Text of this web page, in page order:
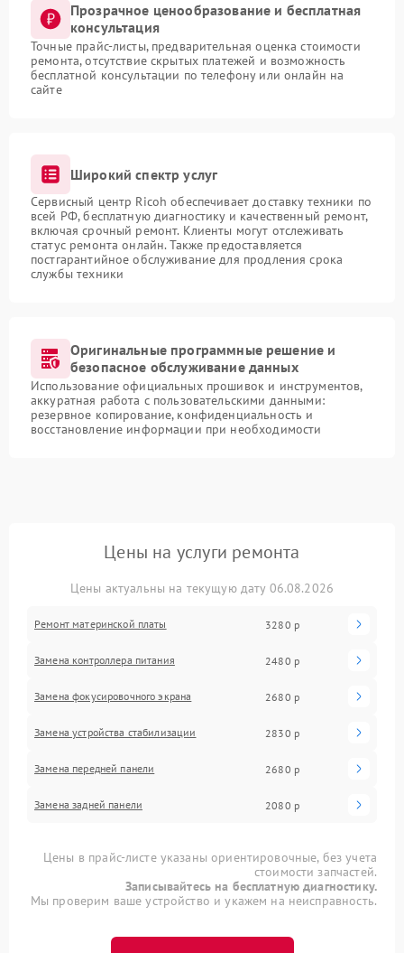
Прозрачное ценообразование и бесплатная
консультация
Точные прайс-листы, предварительная оценка стоимости
ремонта, отсутствие скрытых платежей и возможность
бесплатной консультации по телефону или онлайн на
сайте
Широкий спектр услуг
Сервисный центр Ricoh обеспечивает доставку техники по
всей РФ, бесплатную диагностику и качественный ремонт,
включая срочный ремонт. Клиенты могут отслеживать
статус ремонта онлайн. Также предоставляется
постгарантийное обслуживание для продления срока
службы техники
Оригинальные программные решение и
безопасное обслуживание данных
Использование официальных прошивок и инструментов,
аккуратная работа с пользовательскими данными:
резервное копирование, конфиденциальность и
восстановление информации при необходимости
Цены на услуги ремонта
Цены актуальны на текущую дату 06.08.2026
Ремонт материнской платы 3280 р
Замена контроллера питания 2480 р
Замена фокусировочного экрана 2680 р
Замена устройства стабилизации 2830 р
Замена передней панели 2680 р
Замена задней панели 2080 р
Цены в прайс-листе указаны ориентировочные, без учета
стоимости запчастей.
Записывайтесь на бесплатную диагностику.
Мы проверим ваше устройство и укажем на неисправность.